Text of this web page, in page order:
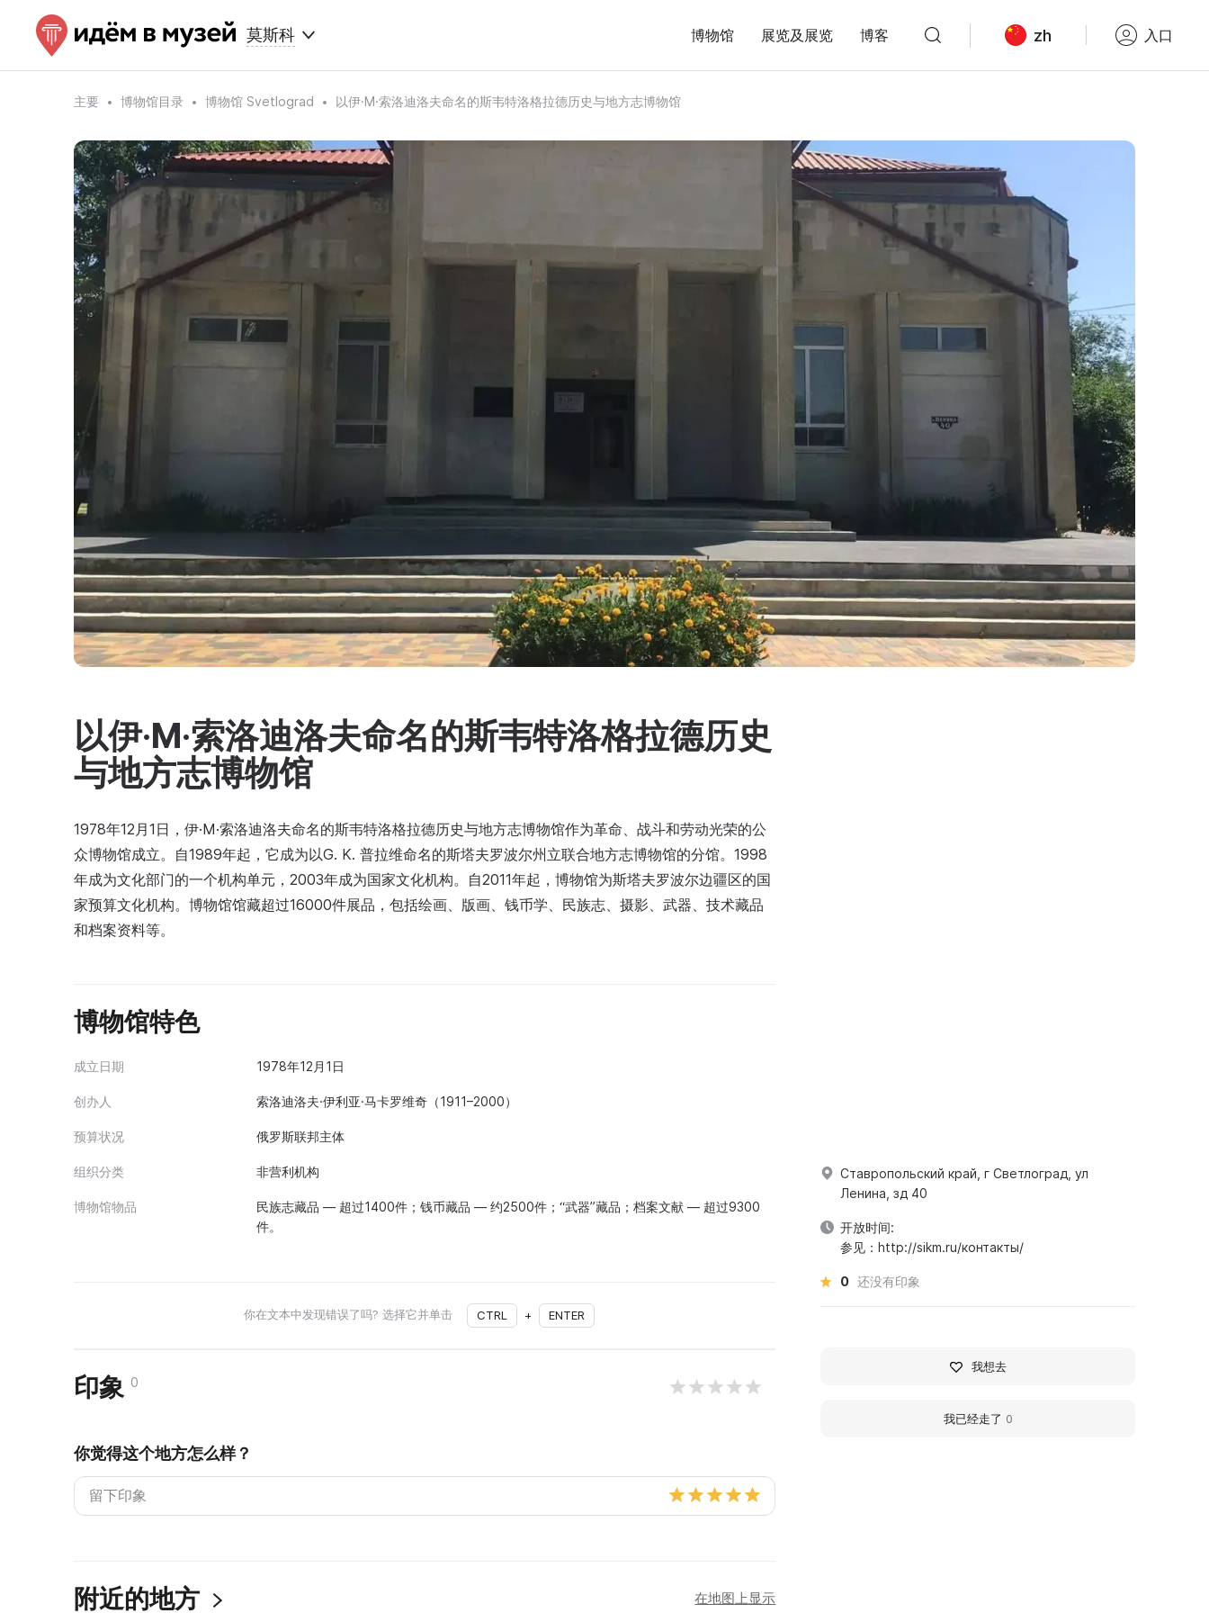
莫斯科 博物馆 展览及展览 博客 zh 入口
主要 博物馆目录 博物馆 Svetlograd 以伊·M·索洛迪洛夫命名的斯韦特洛格拉德历史与地方志博物馆
以伊·M·索洛迪洛夫命名的斯韦特洛格拉德历史
与地方志博物馆
1978年12月1日，伊·M·索洛迪洛夫命名的斯韦特洛格拉德历史与地方志博物馆作为革命、战斗和劳动光荣的公
众博物馆成立。自1989年起，它成为以G. K. 普拉维命名的斯塔夫罗波尔州立联合地方志博物馆的分馆。1998
年成为文化部门的一个机构单元，2003年成为国家文化机构。自2011年起，博物馆为斯塔夫罗波尔边疆区的国
家预算文化机构。博物馆馆藏超过16000件展品，包括绘画、版画、钱币学、民族志、摄影、武器、技术藏品
和档案资料等。
博物馆特色
成立日期 1978年12月1日
创办人 索洛迪洛夫·伊利亚·马卡罗维奇（1911–2000）
预算状况 俄罗斯联邦主体
组织分类 非营利机构
博物馆物品
民族志藏品 — 超过1400件；钱币藏品 — 约2500件；“武器”藏品；档案文献 — 超过9300
件。
你在文本中发现错误了吗? 选择它并单击 CTRL + ENTER
印象 0
你觉得这个地方怎么样？
附近的地方 在地图上显示
Ставропольский край, г Светлоград, ул
Ленина, зд 40
开放时间:
参见：http://sikm.ru/контакты/
0 还没有印象
我想去
我已经走了 0